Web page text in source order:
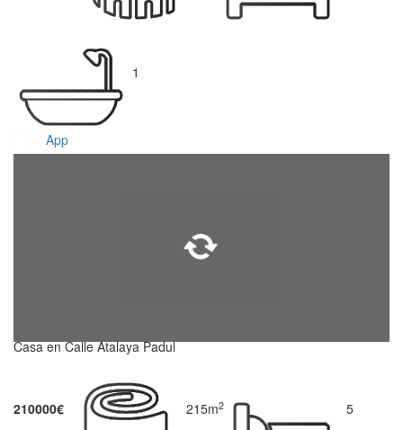
1
App
Casa en Calle Atalaya Padul
210000€ 215m2 5